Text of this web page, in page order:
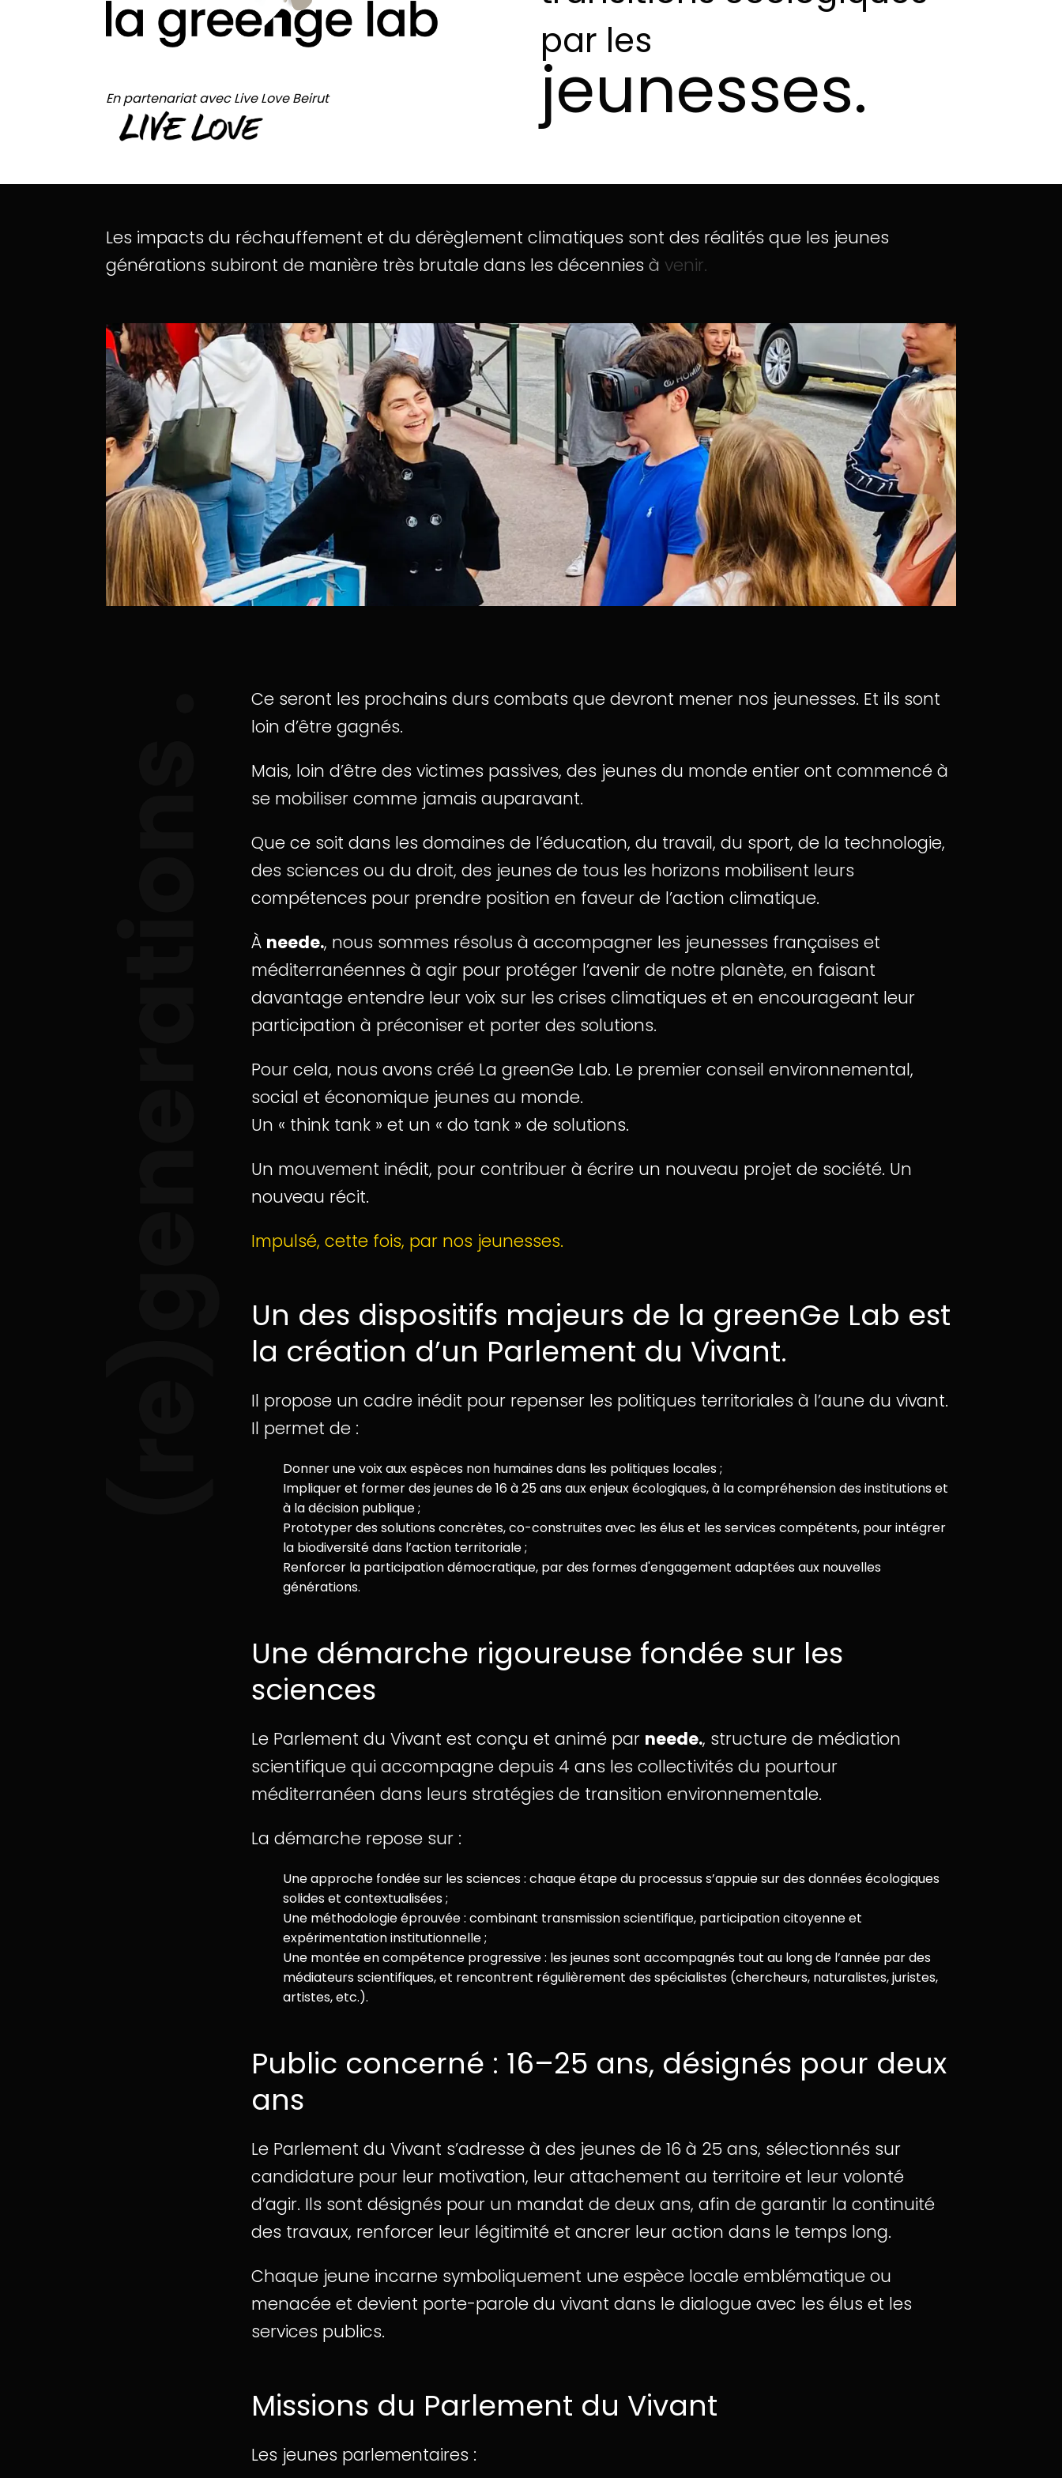
En partenariat avec Live Love Beirut
par les
jeunesses.
Les impacts du réchauffement et du dérèglement climatiques sont des réalités que les jeunes
générations subiront de manière très brutale dans les décennies à venir.
Ce seront les prochains durs combats que devront mener nos jeunesses. Et ils sont
loin d’être gagnés.
Mais, loin d’être des victimes passives, des jeunes du monde entier ont commencé à
se mobiliser comme jamais auparavant.
Que ce soit dans les domaines de l’éducation, du travail, du sport, de la technologie,
des sciences ou du droit, des jeunes de tous les horizons mobilisent leurs
compétences pour prendre position en faveur de l’action climatique.
À neede., nous sommes résolus à accompagner les jeunesses françaises et
méditerranéennes à agir pour protéger l’avenir de notre planète, en faisant
davantage entendre leur voix sur les crises climatiques et en encourageant leur
participation à préconiser et porter des solutions.
Pour cela, nous avons créé La greenGe Lab. Le premier conseil environnemental,
social et économique jeunes au monde.
Un « think tank » et un « do tank » de solutions.
Un mouvement inédit, pour contribuer à écrire un nouveau projet de société. Un
nouveau récit.
Impulsé, cette fois, par nos jeunesses.
Un des dispositifs majeurs de la greenGe Lab est
la création d’un Parlement du Vivant.
Il propose un cadre inédit pour repenser les politiques territoriales à l’aune du vivant.
Il permet de :
Donner une voix aux espèces non humaines dans les politiques locales ;
Impliquer et former des jeunes de 16 à 25 ans aux enjeux écologiques, à la compréhension des institutions et
à la décision publique ;
Prototyper des solutions concrètes, co-construites avec les élus et les services compétents, pour intégrer
la biodiversité dans l’action territoriale ;
Renforcer la participation démocratique, par des formes d'engagement adaptées aux nouvelles
générations.
Une démarche rigoureuse fondée sur les
sciences
Le Parlement du Vivant est conçu et animé par neede., structure de médiation
scientifique qui accompagne depuis 4 ans les collectivités du pourtour
méditerranéen dans leurs stratégies de transition environnementale.
La démarche repose sur :
Une approche fondée sur les sciences : chaque étape du processus s’appuie sur des données écologiques
solides et contextualisées ;
Une méthodologie éprouvée : combinant transmission scientifique, participation citoyenne et
expérimentation institutionnelle ;
Une montée en compétence progressive : les jeunes sont accompagnés tout au long de l’année par des
médiateurs scientifiques, et rencontrent régulièrement des spécialistes (chercheurs, naturalistes, juristes,
artistes, etc.).
Public concerné : 16–25 ans, désignés pour deux
ans
Le Parlement du Vivant s’adresse à des jeunes de 16 à 25 ans, sélectionnés sur
candidature pour leur motivation, leur attachement au territoire et leur volonté
d’agir. Ils sont désignés pour un mandat de deux ans, afin de garantir la continuité
des travaux, renforcer leur légitimité et ancrer leur action dans le temps long.
Chaque jeune incarne symboliquement une espèce locale emblématique ou
menacée et devient porte-parole du vivant dans le dialogue avec les élus et les
services publics.
Missions du Parlement du Vivant
Les jeunes parlementaires :